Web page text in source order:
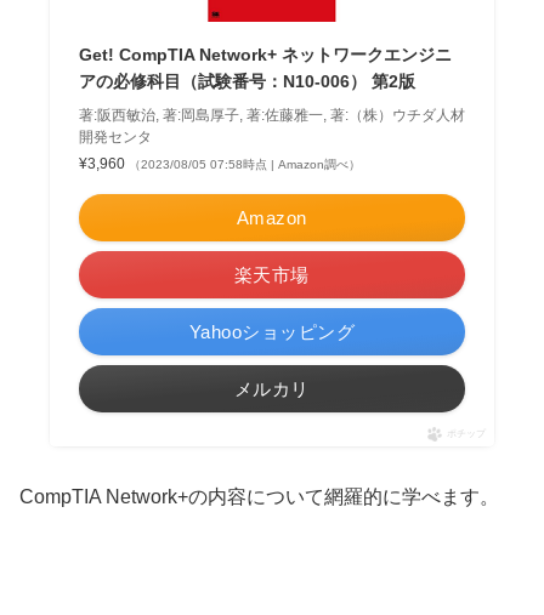
Get! CompTIA Network+ ネットワークエンジニ
アの必修科目（試験番号：N10-006） 第2版
著:阪西敏治, 著:岡島厚子, 著:佐藤雅一, 著:（株）ウチダ人材
開発センタ
¥3,960
（2023/08/05 07:58時点 | Amazon調べ）
Amazon
楽天市場
Yahooショッピング
メルカリ
ポチップ
CompTIA Network+の内容について網羅的に学べます。